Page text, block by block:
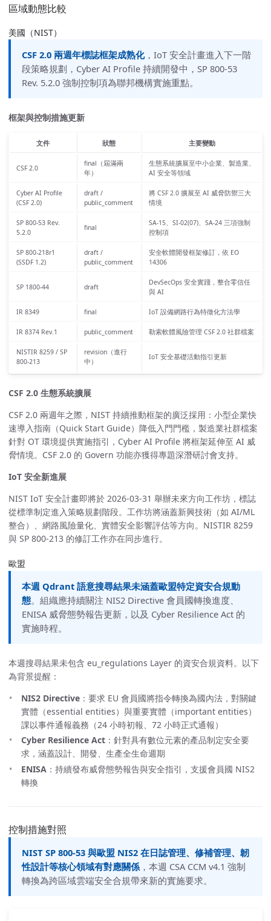
區域動態比較
美國（NIST）
CSF 2.0 兩週年標誌框架成熟化，IoT 安全計畫進入下一階
段策略規劃，Cyber AI Profile 持續開發中，SP 800-53
Rev. 5.2.0 強制控制項為聯邦機構實施重點。
框架與控制措施更新
文件 狀態 主要變動
CSF 2.0
final（屆滿兩
年）
生態系統擴展至中小企業、製造業、
AI 安全等領域
Cyber AI Profile
(CSF 2.0)
draft /
public_comment
將 CSF 2.0 擴展至 AI 威脅防禦三大
情境
SP 800-53 Rev.
5.2.0
final
SA-15、SI-02(07)、SA-24 三項強制
控制項
SP 800-218r1
(SSDF 1.2)
draft /
public_comment
安全軟體開發框架修訂，依 EO
14306
SP 1800-44 draft
DevSecOps 安全實踐，整合零信任
與 AI
IR 8349 final IoT 設備網路行為特徵化方法學
IR 8374 Rev.1 public_comment 勒索軟體風險管理 CSF 2.0 社群檔案
NISTIR 8259 / SP
800-213
revision（進行
中）
IoT 安全基礎活動指引更新
CSF 2.0 生態系統擴展
CSF 2.0 兩週年之際，NIST 持續推動框架的廣泛採用：小型企業快
速導入指南（Quick Start Guide）降低入門門檻，製造業社群檔案
針對 OT 環境提供實施指引，Cyber AI Profile 將框架延伸至 AI 威
脅情境。CSF 2.0 的 Govern 功能亦獲得專題深潛研討會支持。
IoT 安全新進展
NIST IoT 安全計畫即將於 2026-03-31 舉辦未來方向工作坊，標誌
從標準制定進入策略規劃階段。工作坊將涵蓋新興技術（如 AI/ML
整合）、網路風險量化、實體安全影響評估等方向。NISTIR 8259
與 SP 800-213 的修訂工作亦在同步進行。
歐盟
本週 Qdrant 語意搜尋結果未涵蓋歐盟特定資安合規動
態。組織應持續關注 NIS2 Directive 會員國轉換進度、
ENISA 威脅態勢報告更新，以及 Cyber Resilience Act 的
實施時程。
本週搜尋結果未包含 eu_regulations Layer 的資安合規資料。以下
為背景提醒：
NIS2 Directive ：要求 EU 會員國將指令轉換為國內法，對關鍵
實體（essential entities）與重要實體（important entities）
課以事件通報義務（24 小時初報、72 小時正式通報）
Cyber Resilience Act ：針對具有數位元素的產品制定安全要
求，涵蓋設計、開發、生產全生命週期
ENISA ：持續發布威脅態勢報告與安全指引，支援會員國 NIS2
轉換
控制措施對照
NIST SP 800-53 與歐盟 NIS2 在日誌管理、修補管理、韌
性設計等核心領域有對應關係，本週 CSA CCM v4.1 強制
轉換為跨區域雲端安全合規帶來新的實施要求。